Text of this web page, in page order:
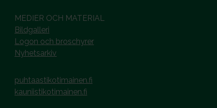
MEDIER OCH MATERIAL
Bildgalleri
Logon och broschyrer
Nyhetsarkiv
puhtaastikotimainen.fi
kauniistikotimainen.fi